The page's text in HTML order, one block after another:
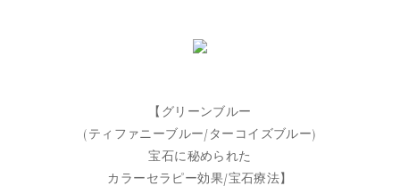
【グリーンブルー
(ティファニーブルー/ターコイズブルー)
宝石に秘められた
カラーセラピー効果/宝石療法】